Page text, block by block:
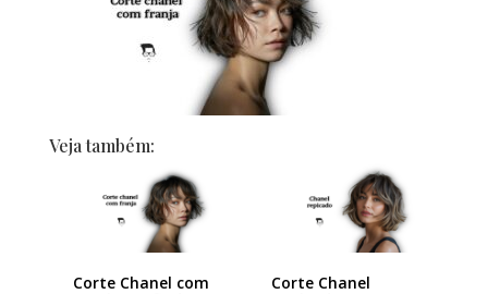
Veja também:
Corte Chanel com
Corte Chanel